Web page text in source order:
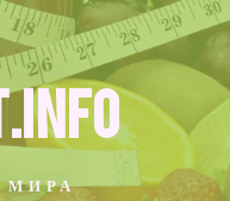
МИРА